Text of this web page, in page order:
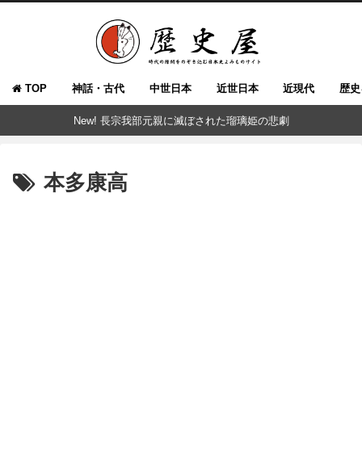
TOP 神話・古代 中世日本 近世日本 近現代 歴
New! 長宗我部元親に滅ぼされた瑠璃姫の悲劇
本多康高